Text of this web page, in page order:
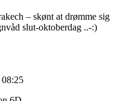
– skønt at drømme sig
slut-oktoberdag ..-:)